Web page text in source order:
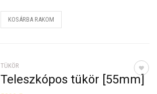
KOSÁRBA RAKOM
TÜKÖR
Teleszkópos tükör [55mm]